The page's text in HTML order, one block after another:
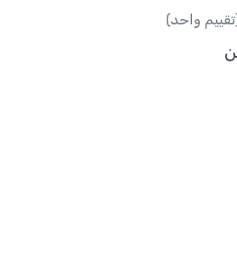
واحد)